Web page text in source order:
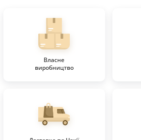
Власне
виробництво